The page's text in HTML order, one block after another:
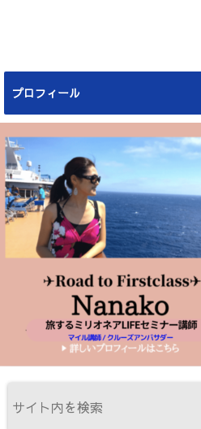
プロフィール